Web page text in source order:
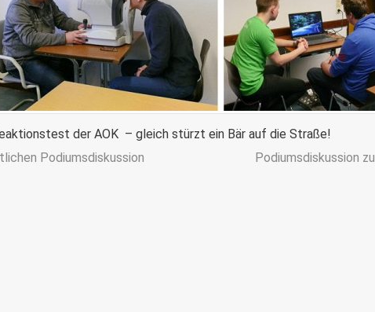
der AOK – gleich stürzt ein Bär auf die Straße!
Podiumsdiskussion
Podiumsdiskussion